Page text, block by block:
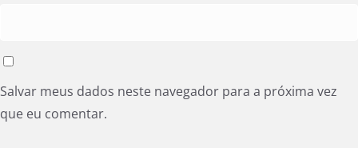
Salvar meus dados neste navegador para a próxima vez
que eu comentar.